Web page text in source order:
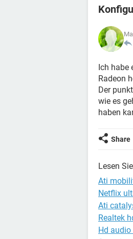
Ich habe
Radeon
Der
wie es
haben
Share
Lesen
Ati
Netflix
Ati
Realtek
Hd